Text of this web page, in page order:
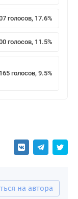
голосов, 17.6%
голосов, 11.5%
165 голосов, 9.5%
на автора